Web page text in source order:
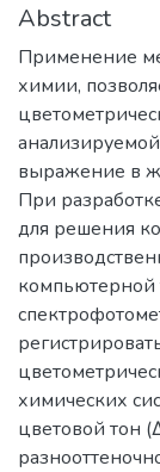
Abstract
Применение
химии,
выражение в
При
для решения
компьютерной
химических
цветовой тон